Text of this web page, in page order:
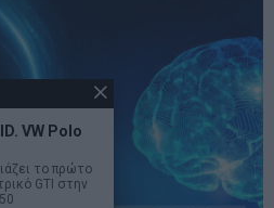
VW Polo
το πρώτο
GTI στην